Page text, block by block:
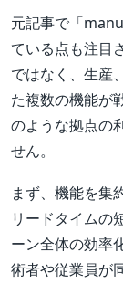
元記事で「
ている点も注目
ではなく、生産
た複数の機能が
のような拠点の
せん。
まず、機能を集
リードタイムの
ーン全体の効率
術者や従業員が